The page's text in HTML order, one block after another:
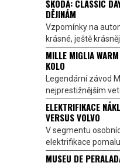
ŠKODA: CLASSIC
DĚJINÁM
Vzpomínky na
krásné, ještě
MILLE MIGLIA
KOLO
Legendární závod
nejprestižnějším
ELEKTRIFIKACE
VERSUS VOLVO
V segmentu
elektrifikace
MUSEU DE